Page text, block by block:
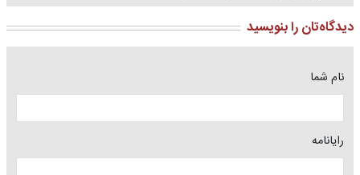
دیدگاه‌تان را بنویسید
نام شما
رایانامه